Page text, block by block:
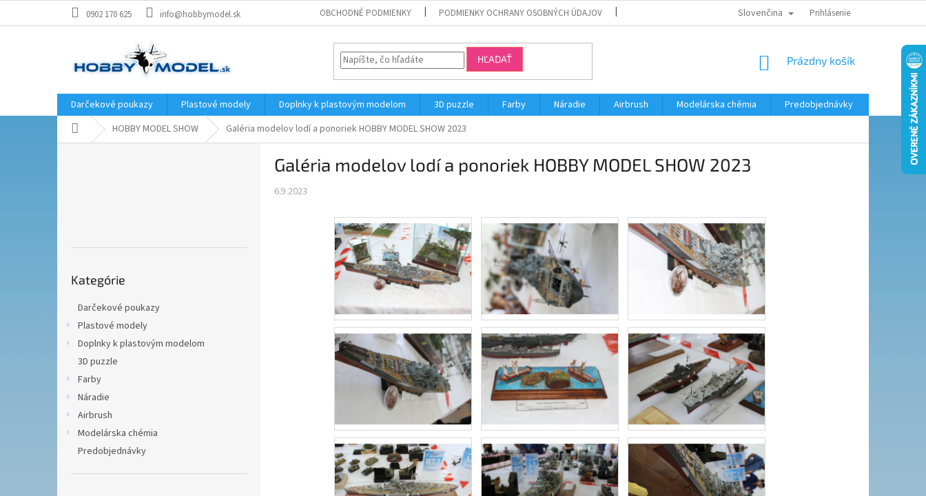
0902 170 625 info@hobbymodel.sk OBCHODNÉ PODMIENKY PODMIENKY OCHRANY OSOBNÝCH ÚDAJOV MODELÁRSKY KRÚŽOK
Slovenčina Prihlásenie
HĽADAŤ
NÁKUPNÝ
Prázdny košík
Darčekové poukazy Plastové modely Doplnky k plastovým modelom 3D puzzle Farby Náradie Airbrush Modelárska chémia
Predobjednávky
DomovHOBBY MODEL SHOW Galéria modelov lodí a ponoriek HOBBY MODEL SHOW 2023
kategórie
Kategórie
Darčekové poukazy
Plastové modely
Doplnky k plastovým modelom
3D puzzle
Farby
Náradie
Airbrush
Modelárska chémia
Predobjednávky
Galéria modelov lodí a ponoriek HOBBY MODEL SHOW 2023
6.9.2023